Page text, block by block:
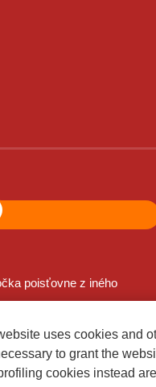
poisťovne z iného
uses cookies and
to grant the
cookies instead